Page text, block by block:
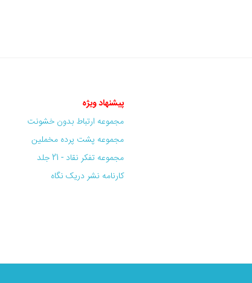
پیشنهاد ویژه
مجموعه ارتباط بدون خشونت
مجموعه پشت پرده مخملین
مجموعه تفکر نقاد - 21 جلد
کارنامه نشر دریک نگاه